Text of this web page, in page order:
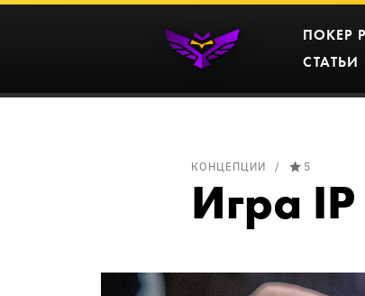
ПОКЕР
СТАТЬИ
КОНЦЕПЦИИ 5
Игра